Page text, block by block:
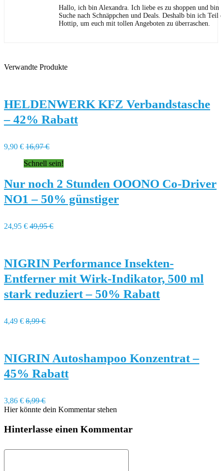
Hallo, ich bin Alexandra. Ich liebe es zu shoppen und
Suche nach Schnäppchen und Deals. Deshalb bin ich Teil
Hottip, um euch mit tollen Angeboten zu überraschen.
Verwandte Produkte
HELDENWERK KFZ Verbandstasche
– 42% Rabatt
9,90 € 16,97 €
Schnell sein!
Nur noch 2 Stunden OOONO Co-Driver
NO1 – 50% günstiger
24,95 € 49,95 €
NIGRIN Performance Insekten-
Entferner mit Wirk-Indikator, 500 ml
stark reduziert – 50% Rabatt
4,49 € 8,99 €
NIGRIN Autoshampoo Konzentrat –
45% Rabatt
3,86 € 6,99 €
Hier könnte dein Kommentar stehen
Hinterlasse einen Kommentar